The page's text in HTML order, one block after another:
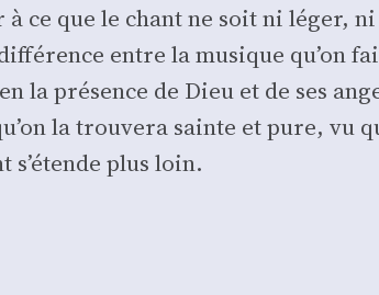
ce que le chant ne soit ni léger,
entre la musique qu’on
la pré­sence de Dieu et de ses
la trou­ve­ra sainte et pure, vu
s’étende plus loin.